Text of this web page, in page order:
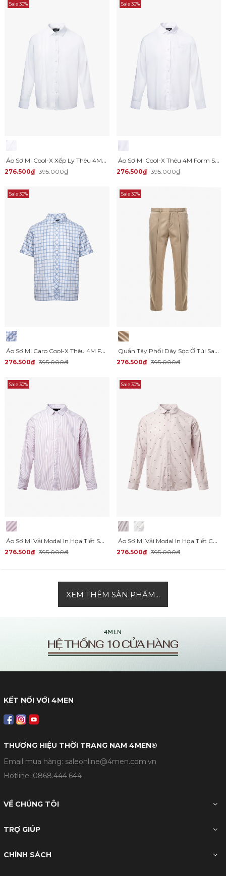
Sale 30%
Áo Sơ Mi Cool-X Xếp Ly Thêu 4M Form Slimfit SM194
276.500₫ 395.000₫
Sale 30%
Áo Sơ Mi Cool-X Thêu 4M Form Slimfit SM195
276.500₫ 395.000₫
Sale 30%
Áo Sơ Mi Caro Cool-X Thêu 4M Form Regular SM193
276.500₫ 395.000₫
Sale 30%
Quần Tây Phối Dây Sọc Ở Túi Sau Form Slimfit QT066
276.500₫ 395.000₫
Sale 30%
Áo Sơ Mi Vải Modal In Họa Tiết Sọc Form Regular SM169
276.500₫ 395.000₫
Sale 30%
Áo Sơ Mi Vải Modal In Họa Tiết Chấm Bi Form Regular SM168
276.500₫ 395.000₫
XEM THÊM SẢN PHẨM...
KẾT NỐI VỚI 4MEN
THƯƠNG HIỆU THỜI TRANG NAM 4MEN®
Email mua hàng: saleonline@4men.com.vn
Hotline: 0868.444.644
VỀ CHÚNG TÔI
TRỢ GIÚP
CHÍNH SÁCH